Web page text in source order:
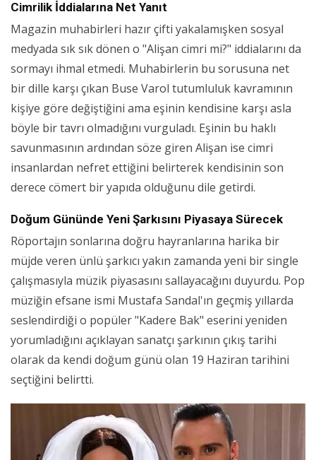
Cimrilik İddialarına Net Yanıt
Magazin muhabirleri hazır çifti yakalamışken sosyal
medyada sık sık dönen o "Alişan cimri mi?" iddialarını da
sormayı ihmal etmedi. Muhabirlerin bu sorusuna net
bir dille karşı çıkan Buse Varol tutumluluk kavramının
kişiye göre değiştiğini ama eşinin kendisine karşı asla
böyle bir tavrı olmadığını vurguladı. Eşinin bu haklı
savunmasının ardından söze giren Alişan ise cimri
insanlardan nefret ettiğini belirterek kendisinin son
derece cömert bir yapıda olduğunu dile getirdi.
Doğum Gününde Yeni Şarkısını Piyasaya Sürecek
Röportajın sonlarına doğru hayranlarına harika bir
müjde veren ünlü şarkıcı yakın zamanda yeni bir single
çalışmasıyla müzik piyasasını sallayacağını duyurdu. Pop
müziğin efsane ismi Mustafa Sandal'ın geçmiş yıllarda
seslendirdiği o popüler "Kadere Bak" eserini yeniden
yorumladığını açıklayan sanatçı şarkının çıkış tarihi
olarak da kendi doğum günü olan 19 Haziran tarihini
seçtiğini belirtti.